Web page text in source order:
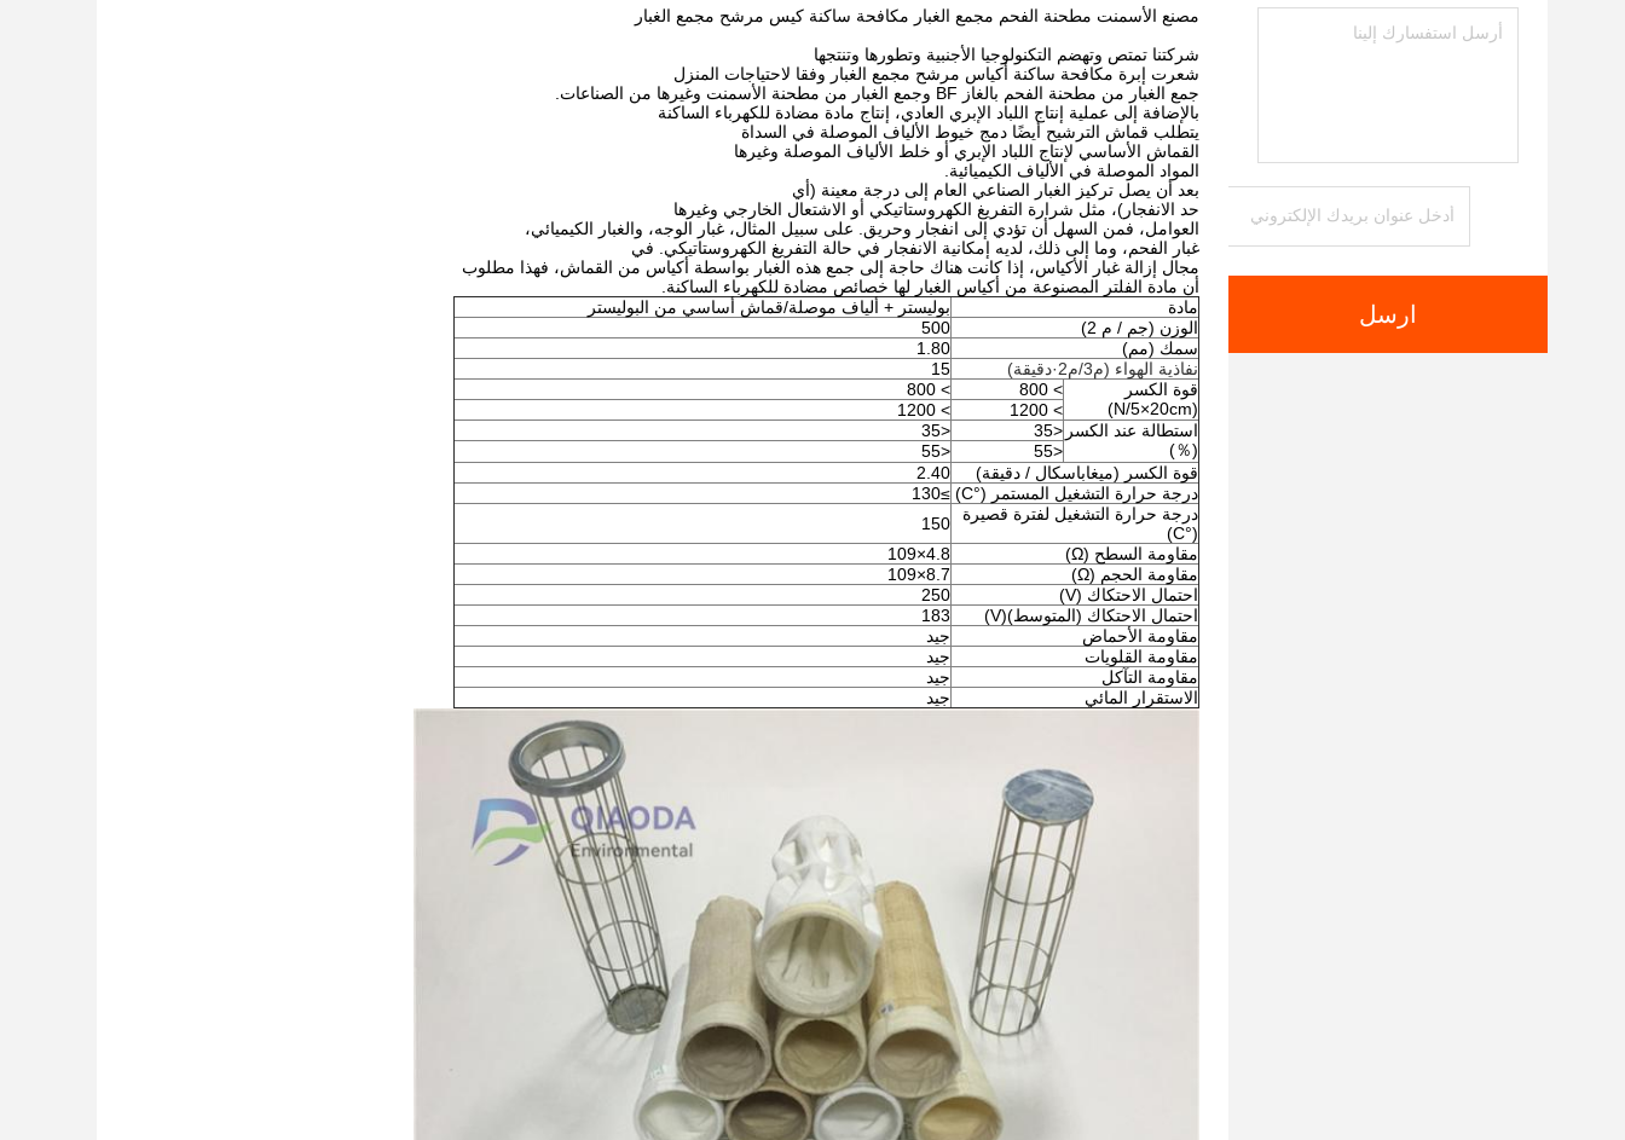
ارسل
مصنع الأسمنت مطحنة الفحم مجمع الغبار مكافحة ساكنة كيس مرشح مجمع الغبار
شركتنا تمتص وتهضم التكنولوجيا الأجنبية وتطورها وتنتجها
شعرت إبرة مكافحة ساكنة أكياس مرشح مجمع الغبار وفقا لاحتياجات المنزل
جمع الغبار من مطحنة الفحم بالغاز BF وجمع الغبار من مطحنة الأسمنت وغيرها من الصناعات.
بالإضافة إلى عملية إنتاج اللباد الإبري العادي، إنتاج مادة مضادة للكهرباء الساكنة
يتطلب قماش الترشيح أيضًا دمج خيوط الألياف الموصلة في السداة
القماش الأساسي لإنتاج اللباد الإبري أو خلط الألياف الموصلة وغيرها
المواد الموصلة في الألياف الكيميائية.
بعد أن يصل تركيز الغبار الصناعي العام إلى درجة معينة (أي
حد الانفجار)، مثل شرارة التفريغ الكهروستاتيكي أو الاشتعال الخارجي وغيرها
العوامل، فمن السهل أن تؤدي إلى انفجار وحريق. على سبيل المثال، غبار الوجه، والغبار الكيميائي،
غبار الفحم، وما إلى ذلك، لديه إمكانية الانفجار في حالة التفريغ الكهروستاتيكي. في
مجال إزالة غبار الأكياس، إذا كانت هناك حاجة إلى جمع هذه الغبار بواسطة أكياس من القماش، فهذا مطلوب
أن مادة الفلتر المصنوعة من أكياس الغبار لها خصائص مضادة للكهرباء الساكنة.
مادة
بوليستر + ألياف موصلة/قماش أساسي من البوليستر
الوزن (جم / م 2)
500
سمك (مم)
1.80
نفاذية الهواء (م3/م2·دقيقة)
15
قوة الكسر
(N/5×20cm)
> 800
> 800
> 1200
> 1200
استطالة عند الكسر
(％)
<35
<35
<55
<55
قوة الكسر (ميغاباسكال / دقيقة)
2.40
درجة حرارة التشغيل المستمر (°C)
≥130
درجة حرارة التشغيل لفترة قصيرة
(°C)
150
مقاومة السطح (Ω)
4.8×109
مقاومة الحجم (Ω)
8.7×109
احتمال الاحتكاك (V)
250
احتمال الاحتكاك (المتوسط)(V)
183
مقاومة الأحماض
جيد
مقاومة القلويات
جيد
مقاومة التآكل
جيد
الاستقرار المائي
جيد